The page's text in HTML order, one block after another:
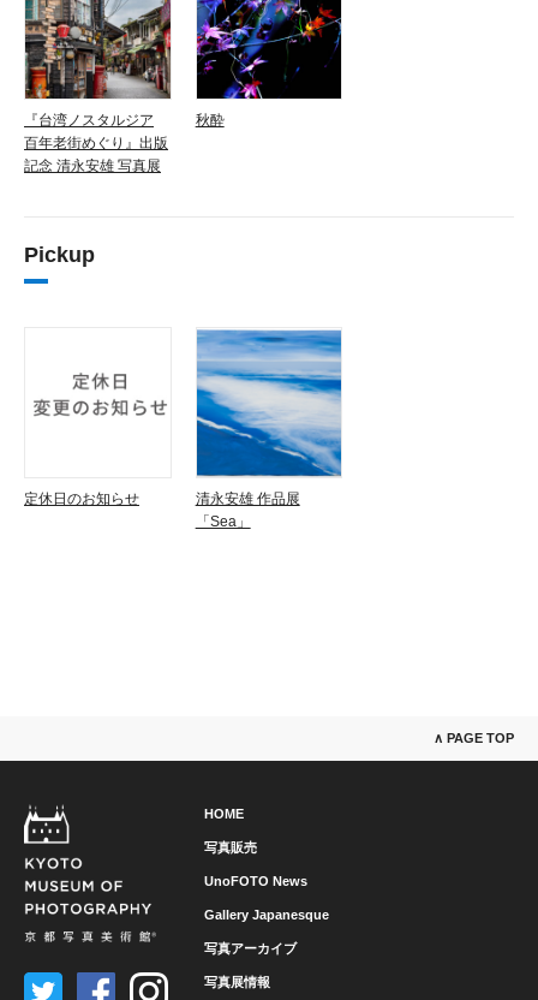
『台湾ノスタルジア
百年老街めぐり』出版
記念 清永安雄 写真展
秋酔
Pickup
定休日のお知らせ
清永安雄 作品展
「Sea」
∧ PAGE TOP
HOME
写真販売
UnoFOTO News
Gallery Japanesque
写真アーカイブ
写真展情報